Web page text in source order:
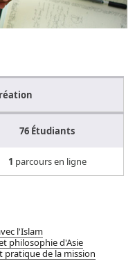
76 Étudiants
1 parcours en ligne
l'Islam
philosophie d'Asie
de la mission